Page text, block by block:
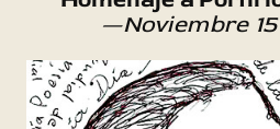
—Noviembre